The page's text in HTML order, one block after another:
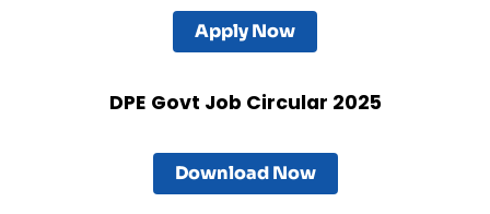
Apply Now
DPE Govt Job Circular 2025
Download Now